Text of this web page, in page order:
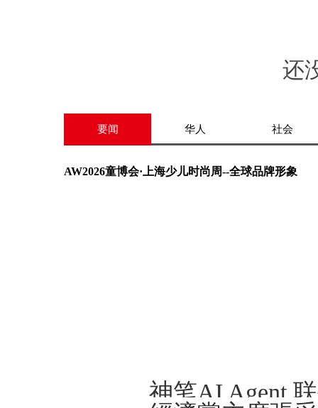
还
要闻 华人 社会
AW2026童博会·上海少儿时尚周--全球品牌形象